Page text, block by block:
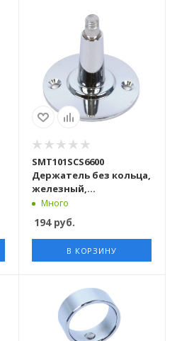
SMT101SCS6600
Держатель без кольца,
железный,
хромированный 100
Много
194руб.
В КОРЗИНУ